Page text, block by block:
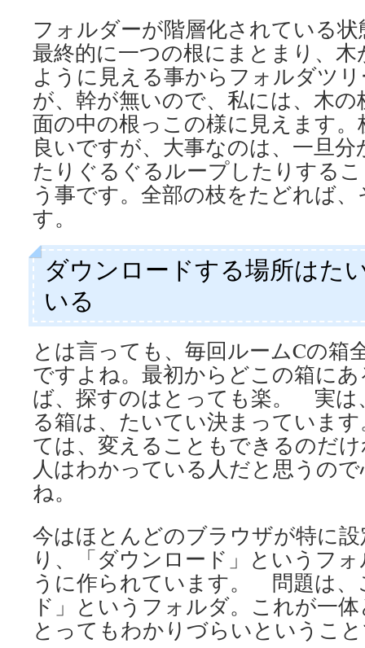
フォルダーが階層化されている
最終的に一つの根にまとまり、
ように見える事からフォルダツ
が、幹が無いので、私には、木
面の中の根っこの様に見えます
良いですが、大事なのは、一旦
たりぐるぐるループしたりする
う事です。全部の枝をたどれば
す。
ダウンロードする場所はた
いる
とは言っても、毎回ルームCの箱
ですよね。最初からどこの箱に
ば、探すのはとっても楽。 実は
る箱は、たいてい決まっていま
ては、変えることもできるのだ
人はわかっている人だと思うの
ね。
今はほとんどのブラウザが特に
り、「ダウンロード」というフ
うに作られています。 問題は、
ド」というフォルダ。これが一
とってもわかりづらいというこ